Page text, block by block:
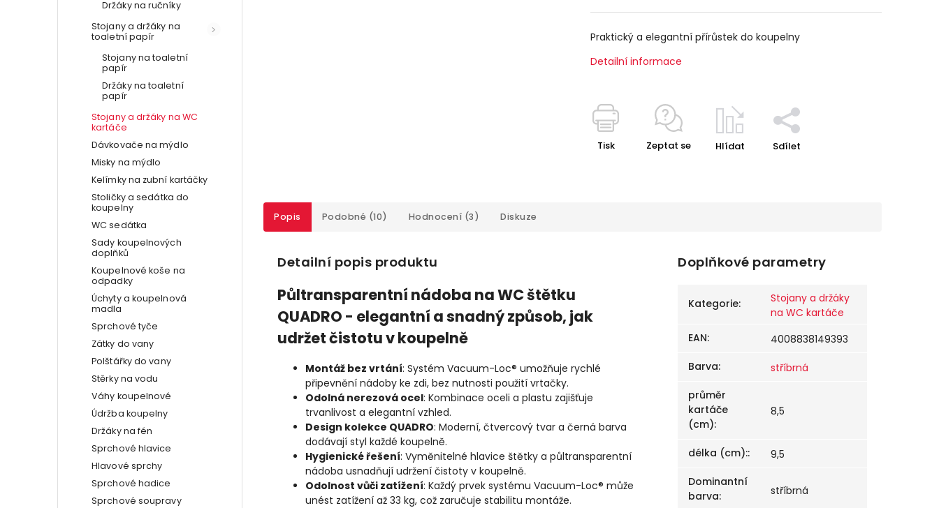
Držáky na ručníky
Stojany a držáky na
toaletní papír
Stojany na toaletní
papír
Držáky na toaletní
papír
Stojany a držáky na WC
kartáče
Dávkovače na mýdlo
Misky na mýdlo
Kelímky na zubní kartáčky
Stoličky a sedátka do
koupelny
WC sedátka
Sady koupelnových
doplňků
Koupelnové koše na
odpadky
Úchyty a koupelnová
madla
Sprchové tyče
Zátky do vany
Polštářky do vany
Stěrky na vodu
Váhy koupelnové
Údržba koupelny
Držáky na fén
Sprchové hlavice
Hlavové sprchy
Sprchové hadice
Sprchové soupravy
Praktický a elegantní přírůstek do koupelny
Detailní informace
Tisk Zeptat se Hlídat Sdílet
Popis Podobné (10) Hodnocení (3) Diskuze
Detailní popis produktu
Půltransparentní nádoba na WC štětku
QUADRO - elegantní a snadný způsob, jak
udržet čistotu v koupelně
Montáž bez vrtání: Systém Vacuum-Loc® umožňuje rychlé
připevnění nádoby ke zdi, bez nutnosti použití vrtačky.
Odolná nerezová ocel: Kombinace oceli a plastu zajišťuje
trvanlivost a elegantní vzhled.
Design kolekce QUADRO: Moderní, čtvercový tvar a černá barva
dodávají styl každé koupelně.
Hygienické řešení: Vyměnitelné hlavice štětky a půltransparentní
nádoba usnadňují udržení čistoty v koupelně.
Odolnost vůči zatížení: Každý prvek systému Vacuum-Loc® může
unést zatížení až 33 kg, což zaručuje stabilitu montáže.
Doplňkové parametry
Kategorie:
Stojany a držáky
na WC kartáče
EAN:
4008838149393
Barva:
stříbrná
průměr
kartáče
(cm):
8,5
délka (cm)::
9,5
Dominantní
barva: stříbrná